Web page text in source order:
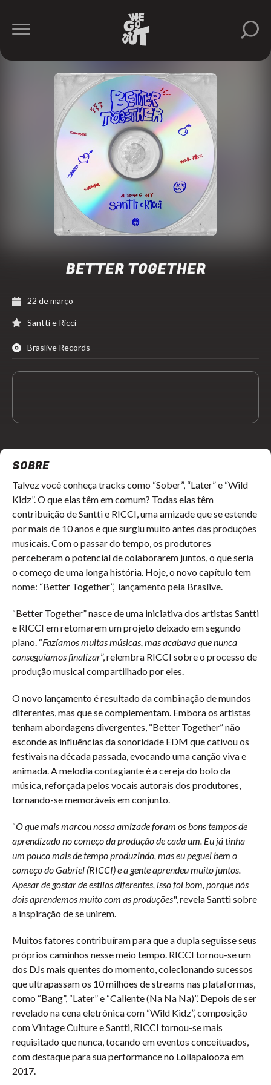
BETTER TOGETHER
22 de março
Santti e Ricci
Braslive Records
SOBRE
Talvez você conheça tracks como “Sober”, “Later” e “Wild
Kidz”. O que elas têm em comum? Todas elas têm
contribuição de Santti e RICCI, uma amizade que se estende
por mais de 10 anos e que surgiu muito antes das produções
musicais. Com o passar do tempo, os produtores
perceberam o potencial de colaborarem juntos, o que seria
o começo de uma longa história. Hoje, o novo capítulo tem
nome: “Better Together”, lançamento pela Braslive.
“Better Together” nasce de uma iniciativa dos artistas Santti
e RICCI em retomarem um projeto deixado em segundo
plano. “Fazíamos muitas músicas, mas acabava que nunca
conseguíamos finalizar”, relembra RICCI sobre o processo de
produção musical compartilhado por eles.
O novo lançamento é resultado da combinação de mundos
diferentes, mas que se complementam. Embora os artistas
tenham abordagens divergentes, “Better Together” não
esconde as influências da sonoridade EDM que cativou os
festivais na década passada, evocando uma canção viva e
animada. A melodia contagiante é a cereja do bolo da
música, reforçada pelos vocais autorais dos produtores,
tornando-se memoráveis em conjunto.
“O que mais marcou nossa amizade foram os bons tempos de
aprendizado no começo da produção de cada um. Eu já tinha
um pouco mais de tempo produzindo, mas eu peguei bem o
começo do Gabriel (RICCI) e a gente aprendeu muito juntos.
Apesar de gostar de estilos diferentes, isso foi bom, porque nós
dois aprendemos muito com as produções", revela Santti sobre
a inspiração de se unirem.
Muitos fatores contribuíram para que a dupla seguisse seus
próprios caminhos nesse meio tempo. RICCI tornou-se um
dos DJs mais quentes do momento, colecionando sucessos
que ultrapassam os 10 milhões de streams nas plataformas,
como “Bang”, “Later” e “Caliente (Na Na Na)”. Depois de ser
revelado na cena eletrônica com “Wild Kidz”, composição
com Vintage Culture e Santti, RICCI tornou-se mais
requisitado que nunca, tocando em eventos conceituados,
com destaque para sua performance no Lollapalooza em
2017.